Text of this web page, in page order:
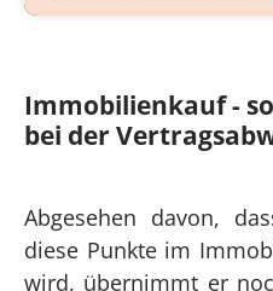
Immobilienkauf -
bei der
Abgesehen davon,
diese Punkte im
wird, übernimmt er